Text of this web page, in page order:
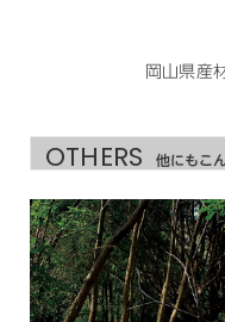
岡山県産
OTHERS 他にもこ